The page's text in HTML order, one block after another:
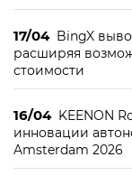
17/04 BingX
расширяя
стоимости
16/04 KEENON
инновации
Amsterdam 2026